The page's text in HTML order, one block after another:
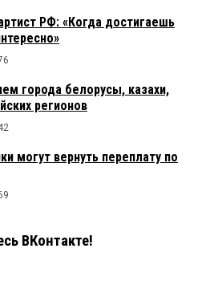
РФ: «Когда достигаешь
города белорусы, казахи,
регионов
могут вернуть переплату по
ВКонтакте!